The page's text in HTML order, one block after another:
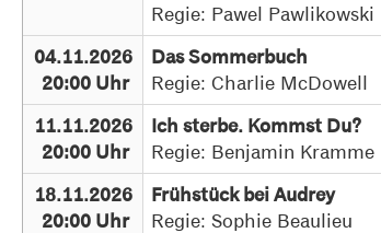
Regie: Pawel Pawlikowski
04.11.2026
20:00 Uhr
Das Sommerbuch
Regie: Charlie McDowell
11.11.2026
20:00 Uhr
Ich sterbe. Kommst Du?
Regie: Benjamin Kramme
18.11.2026
20:00 Uhr
Frühstück bei Audrey
Regie: Sophie Beaulieu